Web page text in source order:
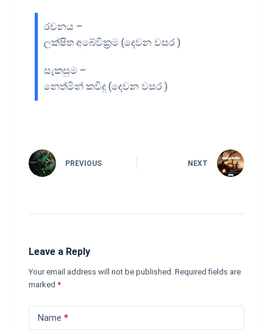
රචනය –
ලක්ෂිත අබේවික්‍රම (දෙවන වසර )
සැකසුම –
නෙත්මින් කවිදු (දෙවන වසර )
PREVIOUS NEXT
Leave a Reply
Your email address will not be published. Required fields are
marked *
Name *